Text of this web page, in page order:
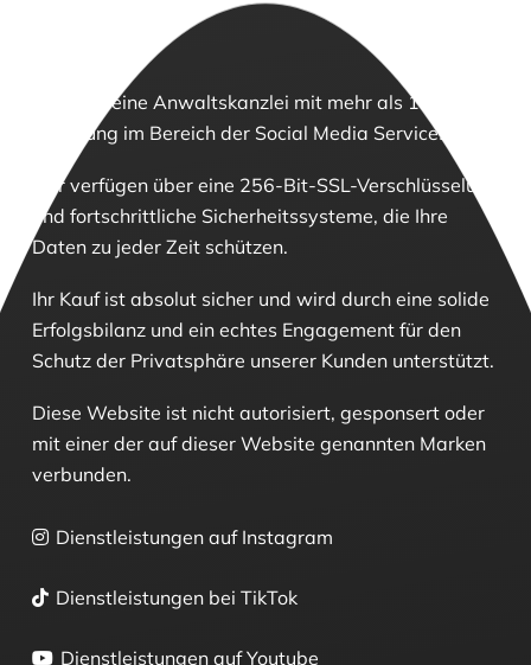
Wir sind eine Anwaltskanzlei mit mehr als 10 Jahren
Erfahrung im Bereich der Social Media Services.
Wir verfügen über eine 256-Bit-SSL-Verschlüsselung
und fortschrittliche Sicherheitssysteme, die Ihre
Daten zu jeder Zeit schützen.
Ihr Kauf ist absolut sicher und wird durch eine solide
Erfolgsbilanz und ein echtes Engagement für den
Schutz der Privatsphäre unserer Kunden unterstützt.
Diese Website ist nicht autorisiert, gesponsert oder
mit einer der auf dieser Website genannten Marken
verbunden.
Dienstleistungen auf Instagram
Dienstleistungen bei TikTok
Dienstleistungen auf Youtube